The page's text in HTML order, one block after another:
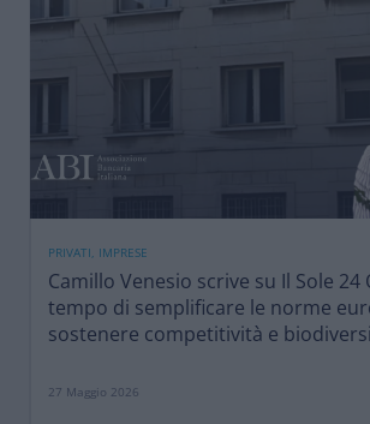
PRIVATI, IMPRESE
Camillo Venesio scrive su Il Sole 24
tempo di semplificare le norme
sostenere competitività e
27 Maggio 2026